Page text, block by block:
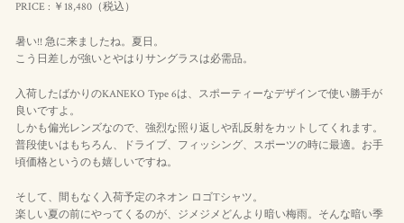
PRICE : ￥18,480（税込 ）
暑い!! 急に来ましたね。夏日。
こう日差しが強いとやはりサングラスは必需品。
入荷したばかりのKANEKO Type 6は、スポーティーなデザインで使い勝手が
良いですよ。
しかも偏光レンズなので、強烈な照り返しや乱反射をカットしてくれます。
普段使いはもちろん、ドライブ、フィッシング、スポーツの時に最適。お手
頃価格というのも嬉しいですね。
そして、間もなく入荷予定のネオン ロゴTシャツ。
楽しい夏の前にやってくるのが、ジメジメどんより暗い梅雨。そんな暗い季